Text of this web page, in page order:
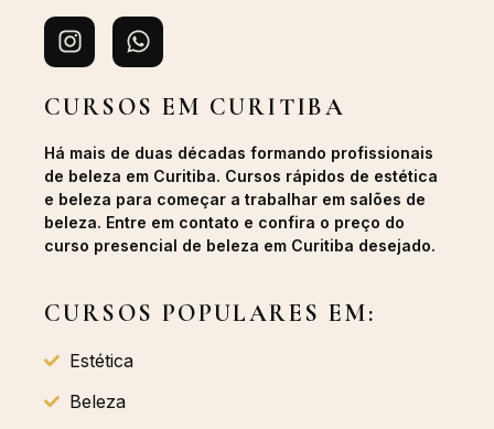
CURSOS EM CURITIBA
Há mais de duas décadas formando profissionais
de beleza em Curitiba. Cursos rápidos de estética
e beleza para começar a trabalhar em salões de
beleza. Entre em contato e confira o preço do
curso presencial de beleza em Curitiba desejado.
CURSOS POPULARES EM:
Estética
Beleza